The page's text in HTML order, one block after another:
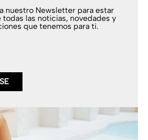
nuestro Newsletter para estar
las noticias, novedades y
que tenemos para ti.